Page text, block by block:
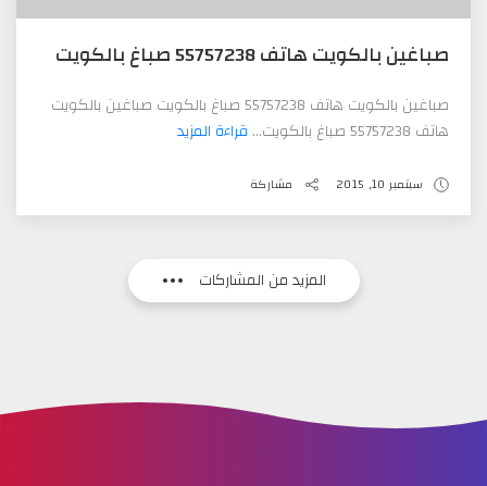
صباغين بالكويت هاتف 55757238 صباغ بالكويت
صباغين بالكويت هاتف 55757238 صباغ بالكويت صباغين بالكويت
هاتف 55757238 صباغ بالكويت...
قراءة المزيد
سبتمبر 10, 2015 مشاركة
المزيد من المشاركات